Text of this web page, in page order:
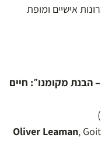
אישיים ומופת
– הבנת מקומנו״: חיים
Oliver Leaman,